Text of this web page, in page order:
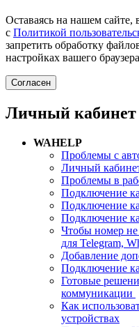
Оставаясь на нашем сайте,
с Политикой
запретить обработку
настройках вашего
Согласен
Личный кабинет
WAHELP
Проблемы с
Личный
Проблемы в
Подключение
Подключение
Подключение
Чтобы номер не
для Telegram,
Добавление
Подключение
Готовые
коммуникации
Как
устройствах